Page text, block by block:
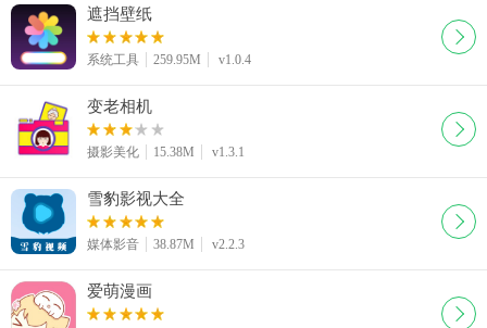
遮挡壁纸
系统工具 259.95M v1.0.4
变老相机
摄影美化 15.38M v1.3.1
雪豹影视大全
媒体影音 38.87M v2.2.3
爱萌漫画